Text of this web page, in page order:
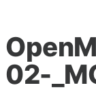
02-